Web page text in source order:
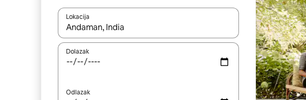
Lokacija
Kada budu dostupni rezultati, moći ćete ih pregledati koristeći se
Dolazak
Odlazak